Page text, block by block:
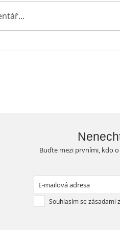
knihovně
Buďte mezi prvními, kdo
Souhlasím se zásadami